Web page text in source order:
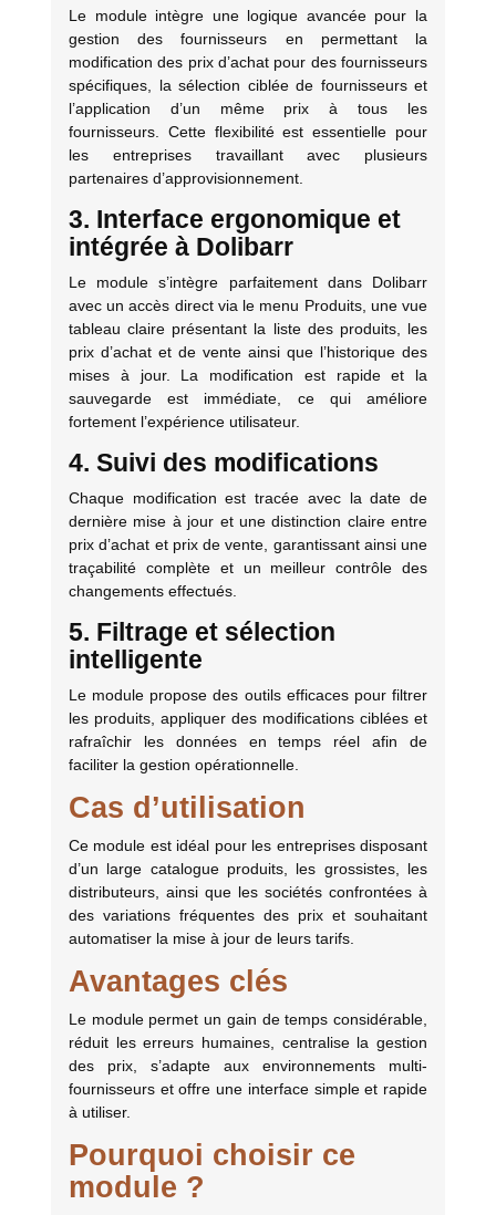
Le module intègre une logique avancée pour la
gestion des fournisseurs en permettant la
modification des prix d’achat pour des fournisseurs
spécifiques, la sélection ciblée de fournisseurs et
l’application d’un même prix à tous les
fournisseurs. Cette flexibilité est essentielle pour
les entreprises travaillant avec plusieurs
partenaires d’approvisionnement.
3. Interface ergonomique et
intégrée à Dolibarr
Le module s’intègre parfaitement dans Dolibarr
avec un accès direct via le menu Produits, une vue
tableau claire présentant la liste des produits, les
prix d’achat et de vente ainsi que l’historique des
mises à jour. La modification est rapide et la
sauvegarde est immédiate, ce qui améliore
fortement l’expérience utilisateur.
4. Suivi des modifications
Chaque modification est tracée avec la date de
dernière mise à jour et une distinction claire entre
prix d’achat et prix de vente, garantissant ainsi une
traçabilité complète et un meilleur contrôle des
changements effectués.
5. Filtrage et sélection
intelligente
Le module propose des outils efficaces pour filtrer
les produits, appliquer des modifications ciblées et
rafraîchir les données en temps réel afin de
faciliter la gestion opérationnelle.
Cas d’utilisation
Ce module est idéal pour les entreprises disposant
d’un large catalogue produits, les grossistes, les
distributeurs, ainsi que les sociétés confrontées à
des variations fréquentes des prix et souhaitant
automatiser la mise à jour de leurs tarifs.
Avantages clés
Le module permet un gain de temps considérable,
réduit les erreurs humaines, centralise la gestion
des prix, s’adapte aux environnements multi-
fournisseurs et offre une interface simple et rapide
à utiliser.
Pourquoi choisir ce
module ?